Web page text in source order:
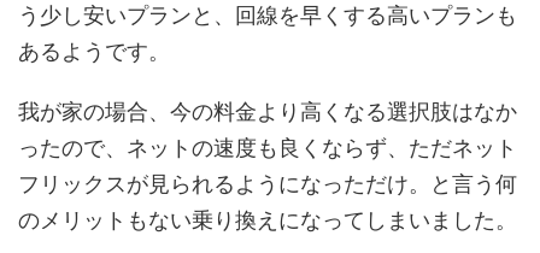
う少し安いプランと、回線を早くする高いプランも
あるようです。
我が家の場合、今の料金より高くなる選択肢はなか
ったので、ネットの速度も良くならず、ただネット
フリックスが見られるようになっただけ。と言う何
のメリットもない乗り換えになってしまいました。